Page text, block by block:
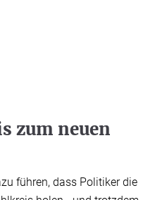
zum neuen
führen, dass Politiker die